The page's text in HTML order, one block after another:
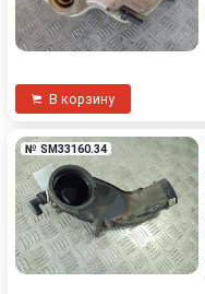
В корзину
№ SM33160.34